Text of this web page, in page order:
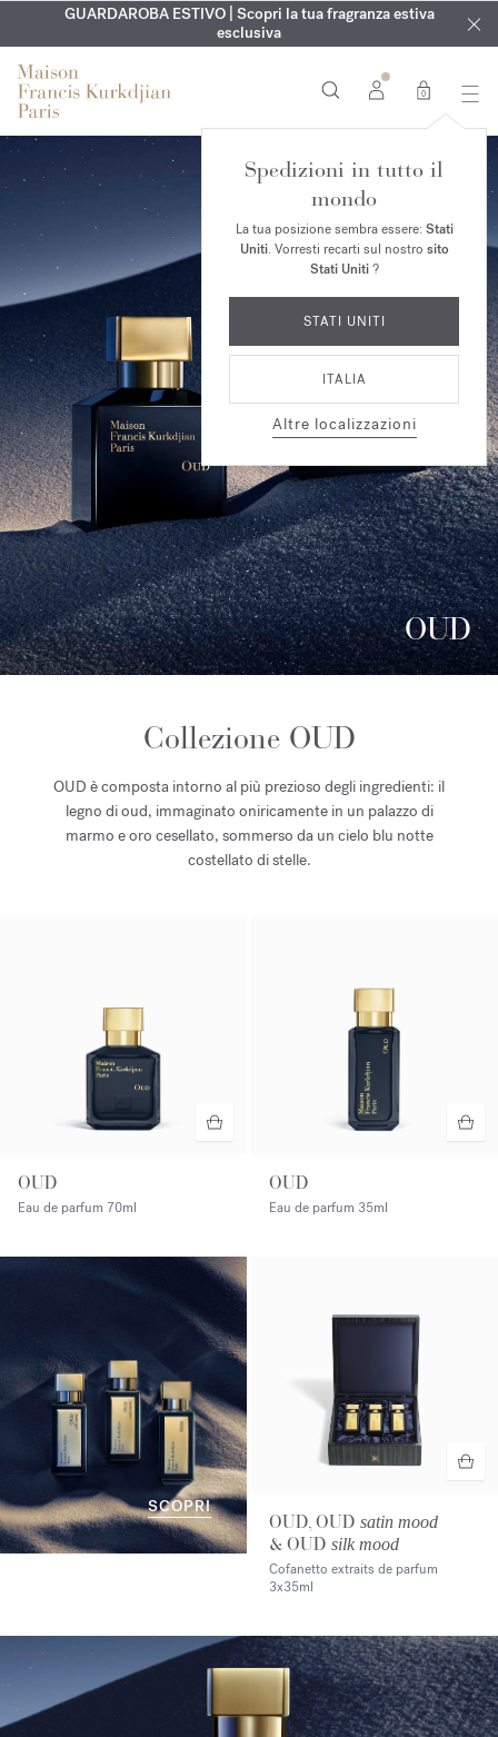
ESCLUSIVO | Scopri la nuova fragranza OUDvelvet moodnel
tuo ordine*
INCISIONE GRATUITA | Su tutte le fragranze e gli oli per il
corpo fino al 9 agosto
GUARDAROBA ESTIVO | Scopri la tua fragranza estiva
esclusiva
0
Spedizioni in tutto il
mondo
La tua posizione sembra essere: Stati
Uniti. Vorresti recarti sul nostro sito
Stati Uniti?
STATI UNITI
ITALIA
Altre localizzazioni
OUD
Collezione OUD
OUD è composta intorno al più prezioso degli ingredienti: il
legno di oud, immaginato oniricamente in un palazzo di
marmo e oro cesellato, sommerso da un cielo blu notte
costellato di stelle.
OUD
Eau de parfum 70ml
OUD
Eau de parfum 35ml
SCOPRI
OUD, OUD satin mood
& OUD silk mood
Cofanetto extraits de parfum
3x35ml